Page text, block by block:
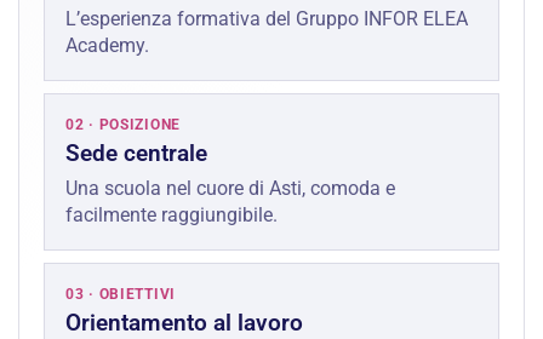
L’esperienza formativa del Gruppo INFOR ELEA
Academy.
02 · POSIZIONE
Sede centrale
Una scuola nel cuore di Asti, comoda e
facilmente raggiungibile.
03 · OBIETTIVI
Orientamento al lavoro